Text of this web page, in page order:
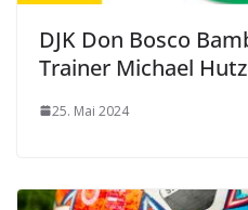
DJK Don Bosco
Trainer Michael
25. Mai 2024